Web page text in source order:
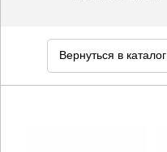
Вернуться в каталог